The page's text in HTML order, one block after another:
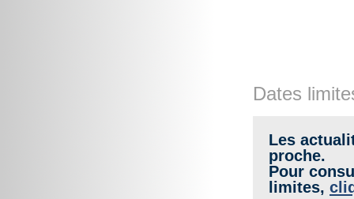
Dates
Les
proche.
Pour
limites,